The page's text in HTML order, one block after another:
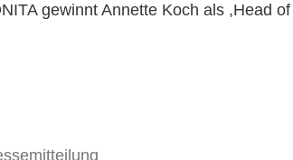
gewinnt Annette Koch als ,Head of